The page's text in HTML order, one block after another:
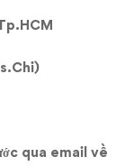
qua email về